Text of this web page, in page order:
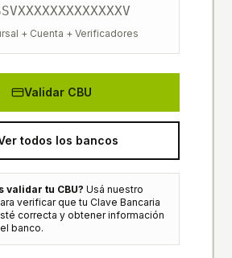
VXXXXXXXXXXXXXV
+ Cuenta + Verificadores
Validar CBU
todos los bancos
validar tu CBU? Usá nuestro
verificar que tu Clave Bancaria
correcta y obtener información
banco.